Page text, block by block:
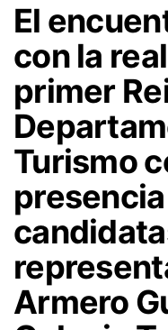
El
con la
primer
Turismo
Armero